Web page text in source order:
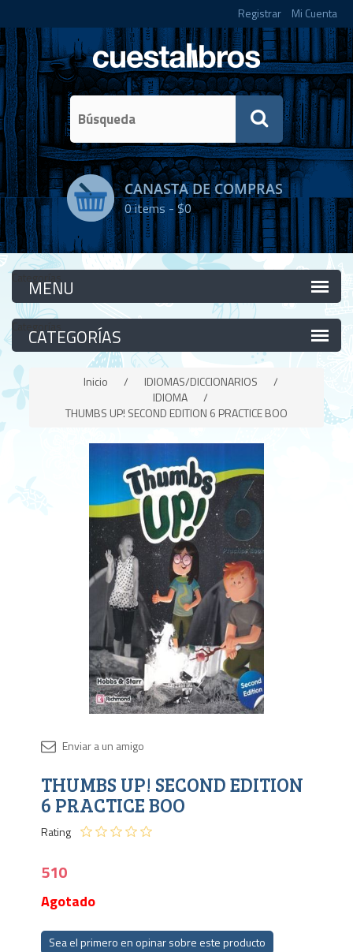
Registrar Mi Cuenta
CANASTA DE COMPRAS
0items -$0
Categorías
Categorías
Inicio / IDIOMAS/DICCIONARIOS
/
IDIOMA
/
THUMBS UP! SECOND EDITION 6 PRACTICE BOO
THUMBS UP! SECOND EDITION
6 PRACTICE BOO
Rating
510
Agotado
Sea el primero en opinar sobre este producto